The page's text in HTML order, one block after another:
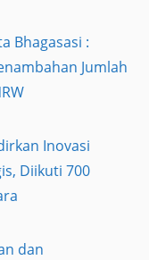
Bhagasasi :
Jumlah
Inovasi
Diikuti 700
dan